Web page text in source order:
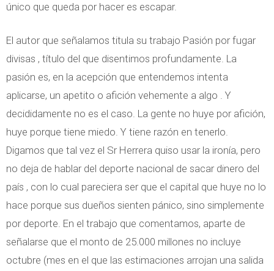
único que queda por hacer es escapar.
El autor que señalamos titula su trabajo Pasión por fugar
divisas , título del que disentimos profundamente. La
pasión es, en la acepción que entendemos intenta
aplicarse, un apetito o afición vehemente a algo . Y
decididamente no es el caso. La gente no huye por afición,
huye porque tiene miedo. Y tiene razón en tenerlo.
Digamos que tal vez el Sr Herrera quiso usar la ironía, pero
no deja de hablar del deporte nacional de sacar dinero del
país , con lo cual pareciera ser que el capital que huye no lo
hace porque sus dueños sienten pánico, sino simplemente
por deporte. En el trabajo que comentamos, aparte de
señalarse que el monto de 25.000 millones no incluye
octubre (mes en el que las estimaciones arrojan una salida